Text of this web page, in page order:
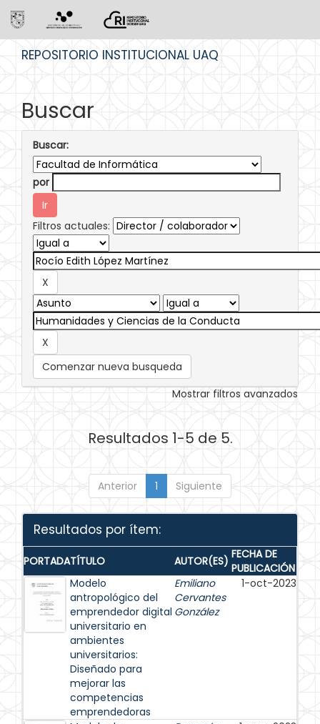
REPOSITORIO INSTITUCIONAL UAQ
Buscar
Buscar:
por
Filtros actuales:
Comenzar nueva busqueda
Mostrar filtros avanzados
Resultados 1-5 de 5.
Anterior 1 Siguiente
Resultados por ítem:
PORTADATÍTULO AUTOR(ES) FECHA DE
PUBLICACIÓN
Modelo
antropológico del
emprendedor digital
universitario en
ambientes
universitarios:
Diseñado para
mejorar las
competencias
emprendedoras
Emiliano
Cervantes
González
1-oct-2023